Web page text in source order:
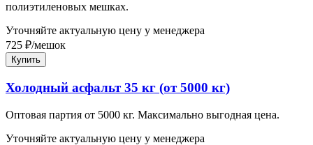
полиэтиленовых мешках.
Уточняйте актуальную цену у менеджера
725 ₽/мешок
Купить
Холодный асфальт 35 кг (от 5000 кг)
Оптовая партия от 5000 кг. Максимально выгодная цена.
Уточняйте актуальную цену у менеджера